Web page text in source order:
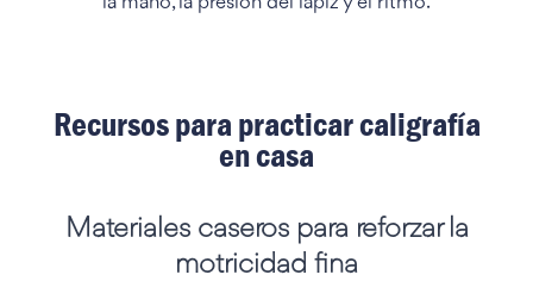
Recursos para practicar caligrafía
en casa
Materiales caseros para reforzar la
motricidad fina